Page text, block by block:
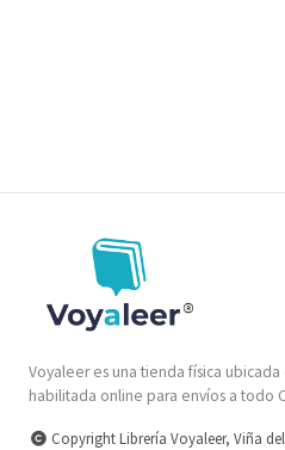
Voyaleer es una tienda física
habilitada online para envíos a todo
Copyright Librería Voyaleer, Viña